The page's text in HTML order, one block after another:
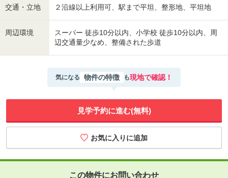
交通・立地 ２沿線以上利用可、駅まで平坦、整形地、平坦地
周辺環境
スーパー 徒歩10分以内、小学校 徒歩10分以内、周
辺交通量少なめ、整備された歩道
気になる 物件の特徴 も現地で確認！
見学予約に進む(無料)
この物件にお問い合わせ